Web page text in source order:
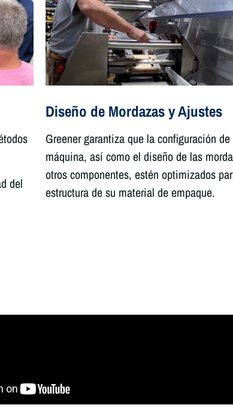
del
Diseño de Mordazas y Ajustes
Greener garantiza que la configuración de
máquina, así como el diseño de las
otros componentes, estén optimizados
estructura de su material de empaque.